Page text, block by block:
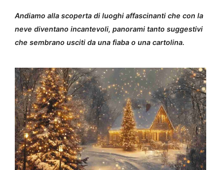
Andiamo alla scoperta di luoghi affascinanti che con la
neve diventano incantevoli, panorami tanto suggestivi
che sembrano usciti da una fiaba o una cartolina.